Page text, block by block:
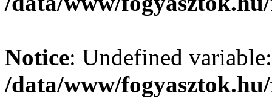
Notice: Undefined
/data/www/